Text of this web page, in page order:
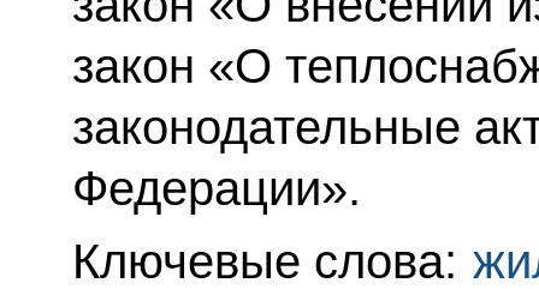
закон «О
законодательные
Федерации».
Ключевые слова: